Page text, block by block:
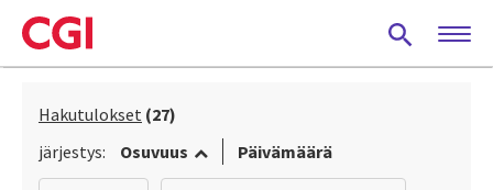
Skip
to
main
Hakutulokset (27)
järjestys:
Osuvuus Päivämäärä